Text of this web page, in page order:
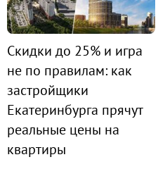
Скидки до 25% и игра
не по правилам: как
застройщики
Екатеринбурга прячут
реальные цены на
квартиры